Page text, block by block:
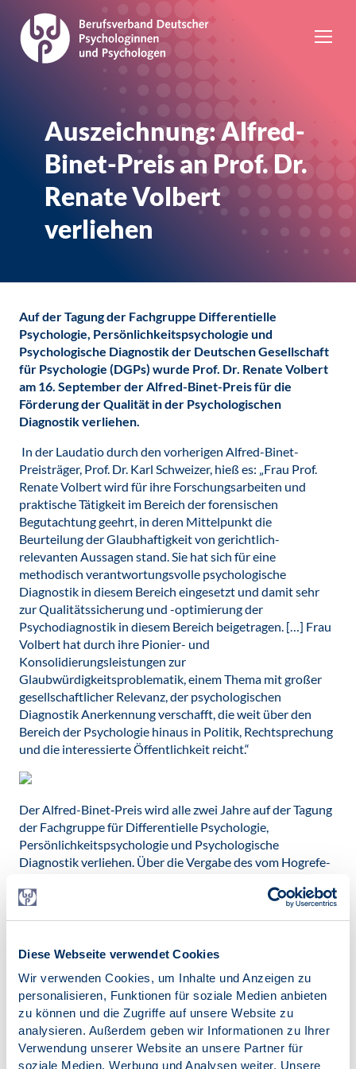
Diese Webseite verwendet Cookies
Wir verwenden Cookies, um Inhalte und Anzeigen zu
personalisieren, Funktionen für soziale Medien anbieten
zu können und die Zugriffe auf unsere Website zu
analysieren. Außerdem geben wir Informationen zu Ihrer
Verwendung unserer Website an unsere Partner für
soziale Medien, Werbung und Analysen weiter. Unsere
Auszeichnung: Alfred-
Binet-Preis an Prof. Dr.
Renate Volbert
verliehen
Auf der Tagung der Fachgruppe Differentielle
Psychologie, Persönlichkeitspsychologie und
Psychologische Diagnostik der Deutschen Gesellschaft
für Psychologie (DGPs) wurde Prof. Dr. Renate Volbert
am 16. September der Alfred-Binet-Preis für die
Förderung der Qualität in der Psychologischen
Diagnostik verliehen.
In der Laudatio durch den vorherigen Alfred-Binet-
Preisträger, Prof. Dr. Karl Schweizer, hieß es: „Frau Prof.
Renate Volbert wird für ihre Forschungsarbeiten und
praktische Tätigkeit im Bereich der forensischen
Begutachtung geehrt, in deren Mittelpunkt die
Beurteilung der Glaubhaftigkeit von gerichtlich-
relevanten Aussagen stand. Sie hat sich für eine
methodisch verantwortungsvolle psychologische
Diagnostik in diesem Bereich eingesetzt und damit sehr
zur Qualitätssicherung und -optimierung der
Psychodiagnostik in diesem Bereich beigetragen. […] Frau
Volbert hat durch ihre Pionier- und
Konsolidierungsleistungen zur
Glaubwürdigkeitsproblematik, einem Thema mit großer
gesellschaftlicher Relevanz, der psychologischen
Diagnostik Anerkennung verschafft, die weit über den
Bereich der Psychologie hinaus in Politik, Rechtsprechung
und die interessierte Öffentlichkeit reicht.“
Der Alfred-Binet‐Preis wird alle zwei Jahre auf der Tagung
der Fachgruppe für Differentielle Psychologie,
Persönlichkeitspsychologie und Psychologische
Diagnostik verliehen. Über die Vergabe des vom Hogrefe-
entscheidet die Fachgruppe Differentielle Psychologie,
Testkuratorium der Föderation Deutscher
Prof. Renate Volbert ist deutschlandweit eine der führenden
Expertinnen in den Bereichen der forensischen Begutachtung
und Aussagepsychologie. Sie ist seit 2015 Leiterin des
Fachbereichs Rechtspsychologie an der Psychologischen